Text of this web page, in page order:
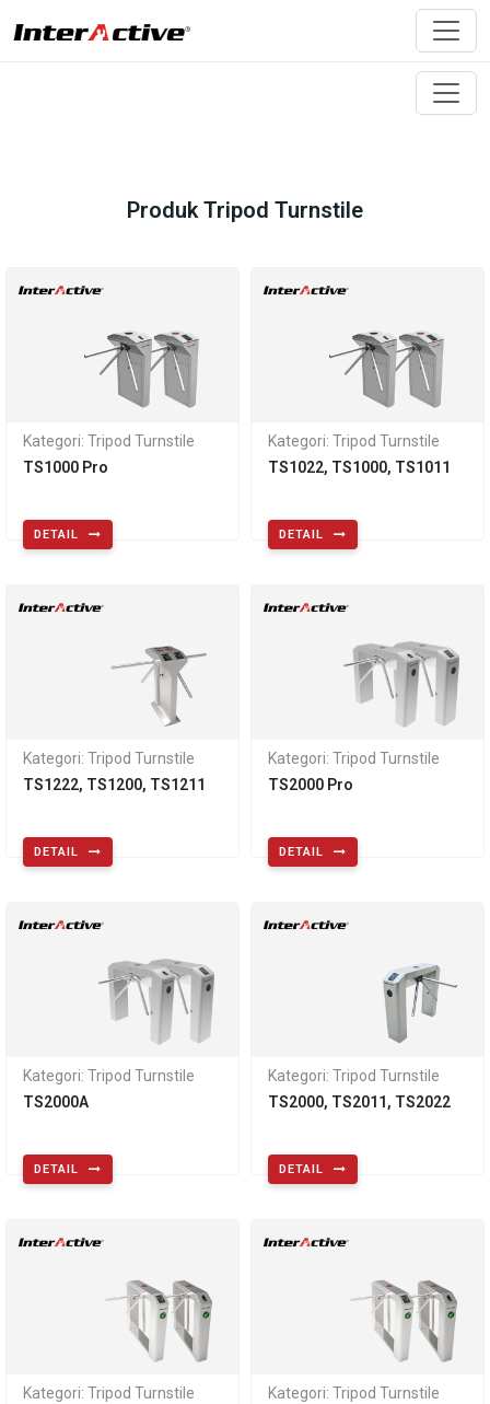
Produk Tripod Turnstile
Kategori: Tripod Turnstile
TS1000 Pro
DETAIL
Kategori: Tripod Turnstile
TS1022, TS1000, TS1011
DETAIL
Kategori: Tripod Turnstile
TS1222, TS1200, TS1211
DETAIL
Kategori: Tripod Turnstile
TS2000 Pro
DETAIL
Kategori: Tripod Turnstile
TS2000A
DETAIL
Kategori: Tripod Turnstile
TS2000, TS2011, TS2022
DETAIL
Kategori: Tripod Turnstile
Kategori: Tripod Turnstile